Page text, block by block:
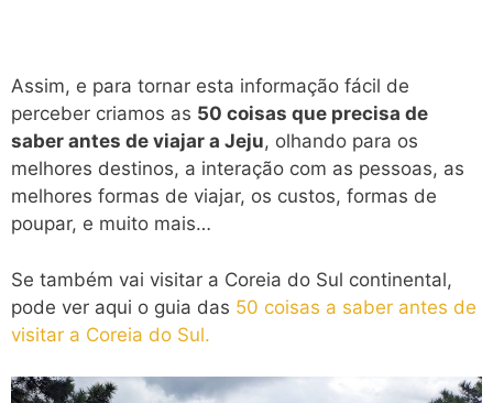
Assim, e para tornar esta informação fácil de
perceber criamos as 50 coisas que precisa de
saber antes de viajar a Jeju, olhando para os
melhores destinos, a interação com as pessoas, as
melhores formas de viajar, os custos, formas de
poupar, e muito mais…
Se também vai visitar a Coreia do Sul continental,
pode ver aqui o guia das 50 coisas a saber antes de
visitar a Coreia do Sul.